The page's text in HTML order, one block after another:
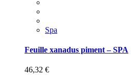
Spa
Feuille xanadus piment – SPA
46,32 €